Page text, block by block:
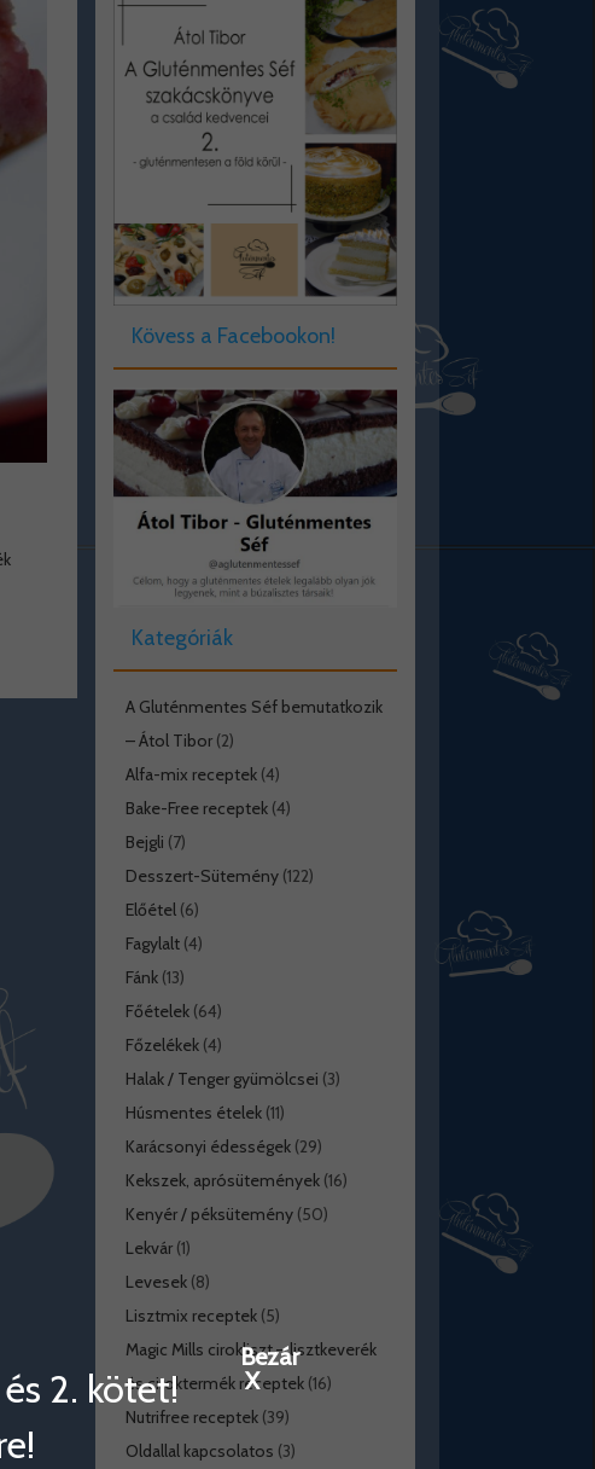
Kövess a Facebookon!
Kategóriák
A Gluténmentes Séf bemutatkozik
– Átol Tibor(2)
Alfa-mix receptek(4)
Bake-Free receptek(4)
Bejgli (7)
Desszert-Sütemény(122)
Előétel(6)
Fagylalt(4)
Fánk(13)
Főételek(64)
Főzelékek(4)
Halak / Tenger gyümölcsei (3)
Húsmentes ételek(11)
Karácsonyi édességek(29)
Kekszek, aprósütemények(16)
Kenyér / péksütemény(50)
Lekvár(1)
Levesek(8)
Lisztmix receptek(5)
Magic Mills cirokliszt – lisztkeverék
és ciroktermék receptek(16)
Nutrifree receptek(39)
Oldallal kapcsolatos (3)
2. kötet!
Bezár
X